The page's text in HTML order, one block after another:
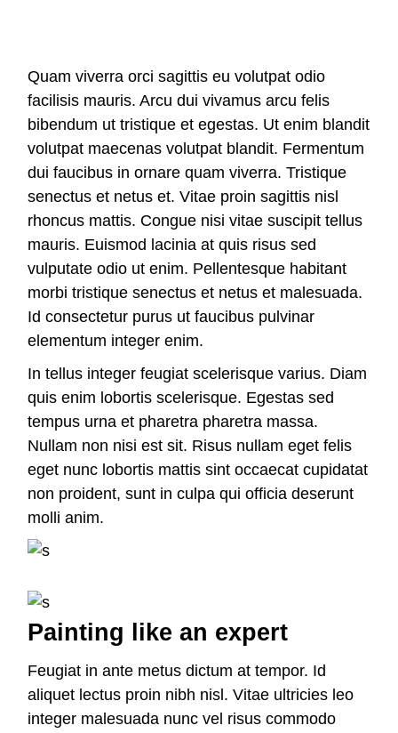
Quam viverra orci sagittis eu volutpat odio
facilisis mauris. Arcu dui vivamus arcu felis
bibendum ut tristique et egestas. Ut enim blandit
volutpat maecenas volutpat blandit. Fermentum
dui faucibus in ornare quam viverra. Tristique
senectus et netus et. Vitae proin sagittis nisl
rhoncus mattis. Congue nisi vitae suscipit tellus
mauris. Euismod lacinia at quis risus sed
vulputate odio ut enim. Pellentesque habitant
morbi tristique senectus et netus et malesuada.
Id consectetur purus ut faucibus pulvinar
elementum integer enim.
In tellus integer feugiat scelerisque varius. Diam
quis enim lobortis scelerisque. Egestas sed
tempus urna et pharetra pharetra massa.
Nullam non nisi est sit. Risus nullam eget felis
eget nunc lobortis mattis sint occaecat cupidatat
non proident, sunt in culpa qui officia deserunt
molli anim.
Painting like an expert
Feugiat in ante metus dictum at tempor. Id
aliquet lectus proin nibh nisl. Vitae ultricies leo
integer malesuada nunc vel risus commodo